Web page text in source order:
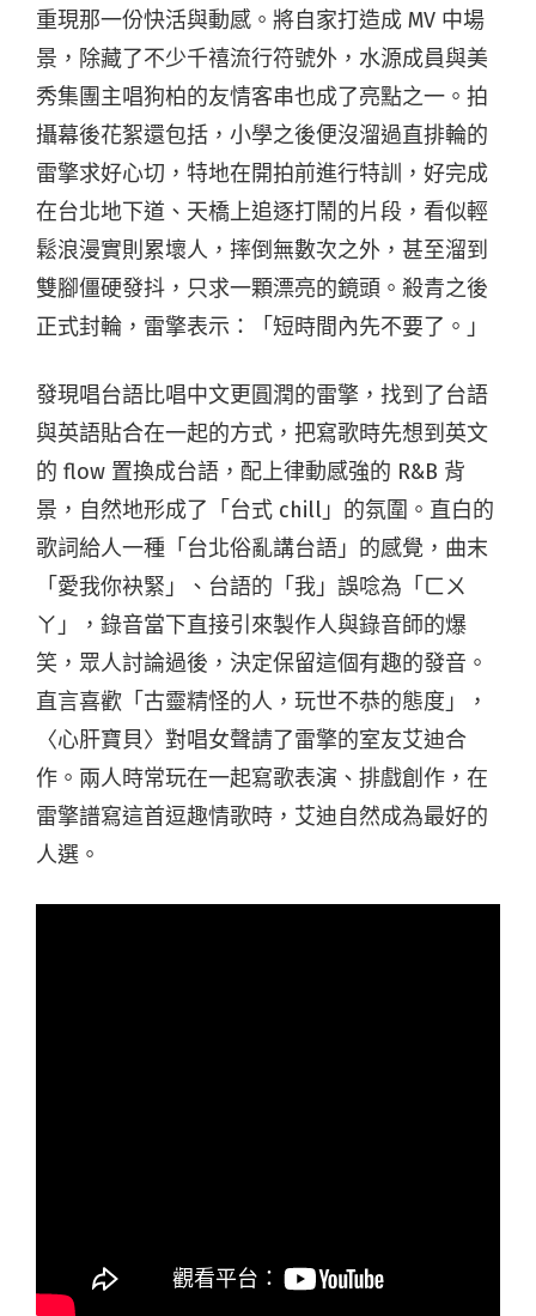
重現那一份快活與動感。將自家打造成 MV 中場
景，除藏了不少千禧流行符號外，水源成員與美
秀集團主唱狗柏的友情客串也成了亮點之一。拍
攝幕後花絮還包括，小學之後便沒溜過直排輪的
雷擎求好心切，特地在開拍前進行特訓，好完成
在台北地下道、天橋上追逐打鬧的片段，看似輕
鬆浪漫實則累壞人，摔倒無數次之外，甚至溜到
雙腳僵硬發抖，只求一顆漂亮的鏡頭。殺青之後
正式封輪，雷擎表示：「短時間內先不要了。」
發現唱台語比唱中文更圓潤的雷擎，找到了台語
與英語貼合在一起的方式，把寫歌時先想到英文
的 flow 置換成台語，配上律動感強的 R&B 背
景，自然地形成了「台式 chill」的氛圍。直白的
歌詞給人一種「台北俗亂講台語」的感覺，曲末
「愛我你袂緊」、台語的「我」誤唸為「ㄈㄨ
ㄚ」，錄音當下直接引來製作人與錄音師的爆
笑，眾人討論過後，決定保留這個有趣的發音。
直言喜歡「古靈精怪的人，玩世不恭的態度」，
〈心肝寶貝〉對唱女聲請了雷擎的室友艾迪合
作。兩人時常玩在一起寫歌表演、排戲創作，在
雷擎譜寫這首逗趣情歌時，艾迪自然成為最好的
人選。